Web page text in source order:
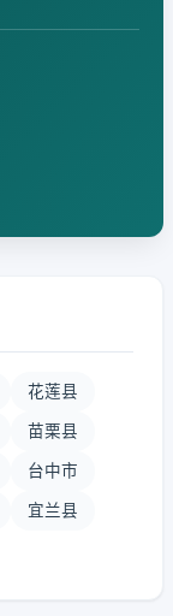
花莲县
苗栗县
台中市
宜兰县